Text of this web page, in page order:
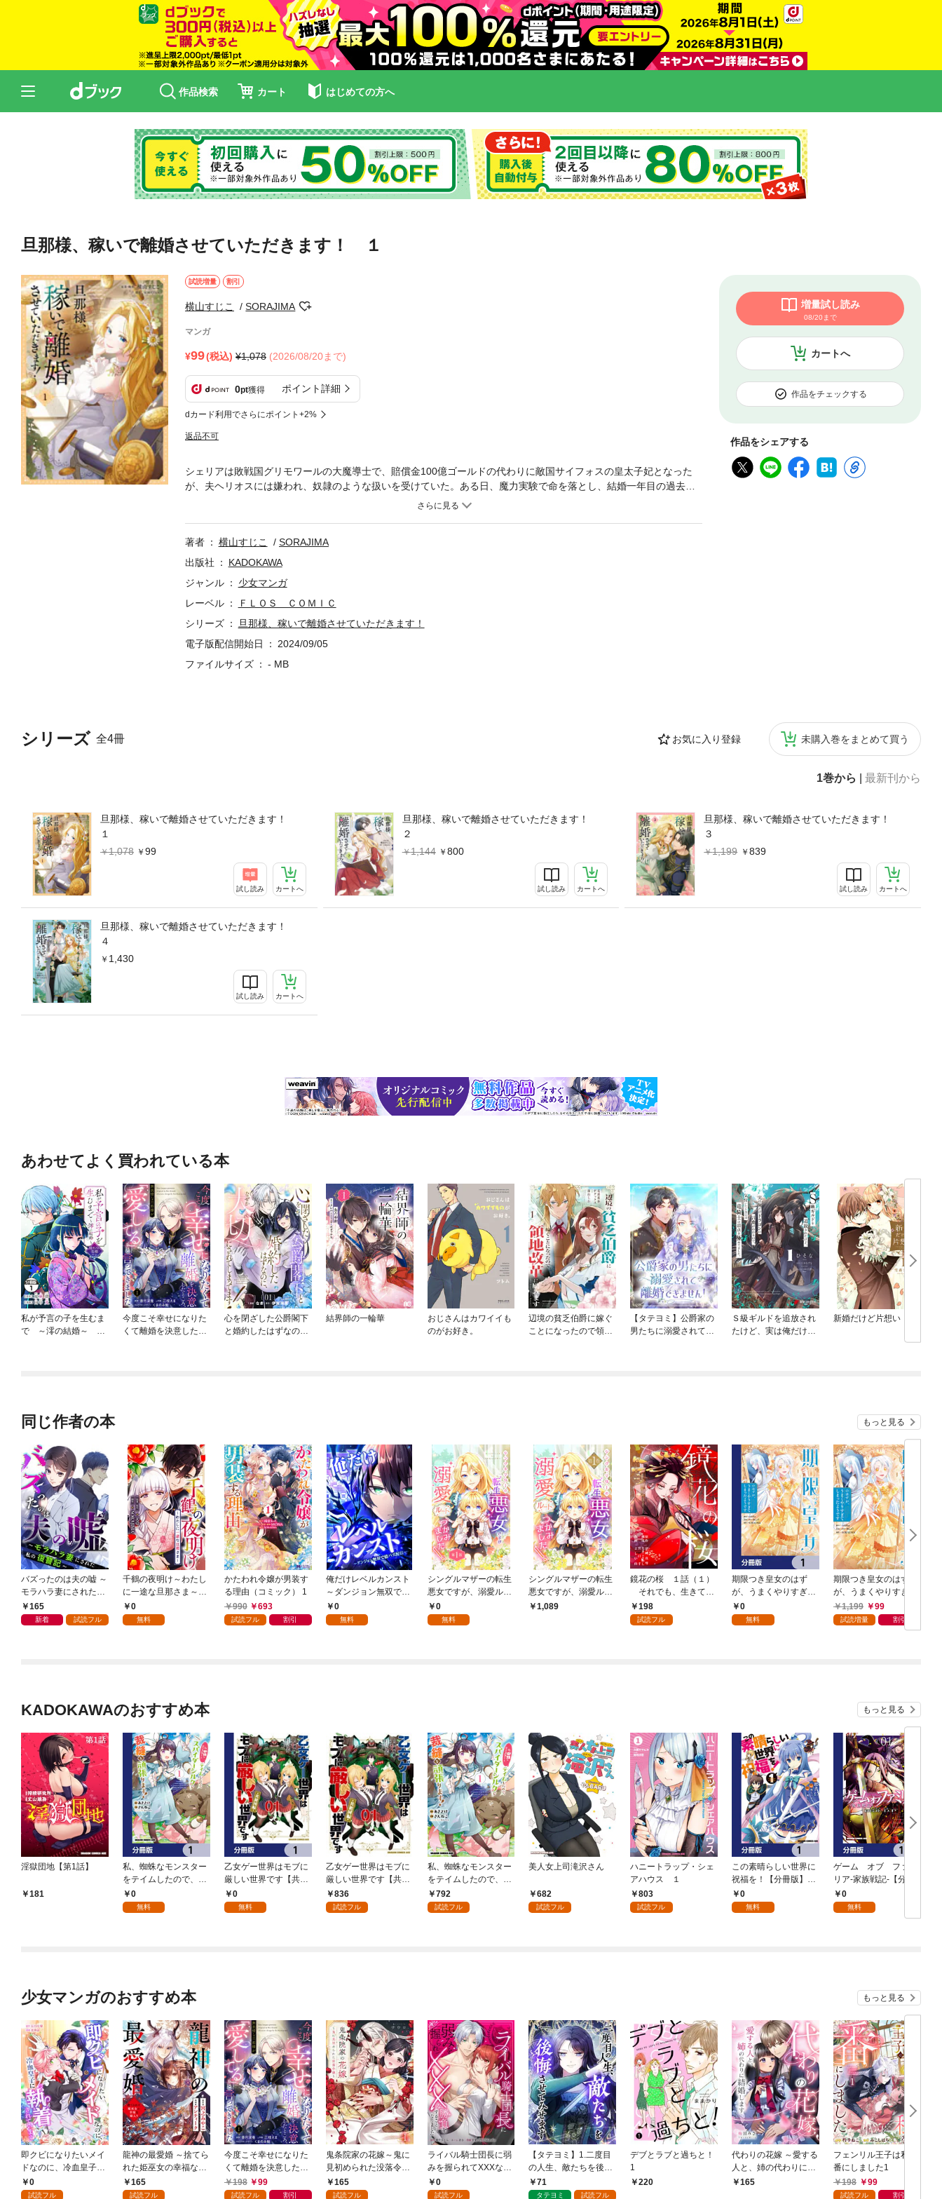
作品検索 カート はじめての方へ
旦那様、稼いで離婚させていただきます！ １
試読増量 割引
横山すじこ SORAJIMA
マンガ
99(税込) 1,078 (2026/08/20まで)
0pt獲得 ポイント詳細
dカード利用でさらにポイント+2%
返品不可
カートへ
増量試し読み
08/20まで
作品をチェックする
作品をシェアする
シリーズ 全4冊 お気に入り登録 未購入巻をまとめて買う
1巻から 最新刊から
旦那様、稼いで離婚させていただきます！
１
1,078
99
試し読み カートへ
旦那様、稼いで離婚させていただきます！
２
1,144
800
試し読み カートへ
旦那様、稼いで離婚させていただきます！
３
1,199
839
試し読み カートへ
旦那様、稼いで離婚させていただきます！
４
1,430
試し読み カートへ
シェリアは敗戦国グリモワールの大魔導士で、賠償金100億ゴールドの代わりに敵国サイフォスの皇太子妃となった
が、夫ヘリオスには嫌われ、奴隷のような扱いを受けていた。ある日、魔力実験で命を落とし、結婚一年目の過去に
戻る。悲惨な結婚生活を避けるため、賠償金を稼いで離婚しようと決意したシェリア。しかし、彼女の決意を聞いた
著者 横山すじこ
SORAJIMA
出版社
KADOKAWA
ジャンル
少女マンガ
レーベル
ＦＬＯＳ ＣＯＭＩＣ
シリーズ
旦那様、稼いで離婚させていただきます！
電子版配信開始日
2024/09/05
ファイルサイズ
- MB
あわせてよく買われている本
私が予言の子を生むま
で ～澪の結婚～ 傷
今度こそ幸せになりた
くて離婚を決意したと
心を閉ざした公爵閣下
と婚約したはずなの
結界師の一輪華
おじさんはカワイイも
のがお好き。
辺境の貧乏伯爵に嫁ぐ
ことになったので領地
【タテヨミ】公爵家の
男たちに溺愛されて離
Ｓ級ギルドを追放され
たけど、実は俺だけド
新婚だけど片想い
同じ作者の本 もっと見る
バズったのは夫の嘘 ～
モラハラ妻にされた私
の復讐記～ 第1話
165
新着 試読フル
千鶴の夜明け～わたし
に一途な旦那さま～
【分冊版】 1話「北条
家の生贄（１）」
0
無料
かたわれ令嬢が男装す
る理由（コミック） 1
990
693
試読フル 割引
俺だけレベルカンスト
～ダンジョン無双で億
バズ配信～ 第1話(1)
0
無料
シングルマザーの転生
悪女ですが、溺愛ルー
トつかみました！ 第１
話
0
無料
シングルマザーの転生
悪女ですが、溺愛ルー
トつかみました！1巻
1,089
鏡花の桜 １話（１）
それでも、生きてい
く198
試読フル
期限つき皇女のはず
が、うまくやりすぎて
しまったようです【分
冊版】 1
0
無料
期限つき皇女のはず
が、うまくやりすぎて
しまったようです １
1,199 99
試読増量 割引
KADOKAWAのおすすめ本 もっと見る
淫獄団地【第1話】
181
私、蜘蛛なモンスター
をテイムしたので、ス
パイダーシルクで裁縫
を頑張ります！【分冊
0
無料
乙女ゲー世界はモブに
厳しい世界です【共和
国編】【分冊版】 1
0
無料
乙女ゲー世界はモブに
厳しい世界です【共和
国編】 ０１
836
試読フル
私、蜘蛛なモンスター
をテイムしたので、ス
パイダーシルクで裁縫
を頑張ります！ 1
792
試読フル
美人女上司滝沢さん
682
試読フル
ハニートラップ・シェ
アハウス １
803
試読フル
この素晴らしい世界に
祝福を！【分冊版】
1 0
無料
ゲーム オブ ファミ
リア-家族戦記-【分冊
版】 1
0
無料
少女マンガのおすすめ本 もっと見る
即クビになりたいメイ
ドなのに、冷血皇子に
執着されています第1
話
0
試読フル
龍神の最愛婚 ～捨てら
れた姫巫女の幸福な嫁
入り～: 1
165
試読フル
今度こそ幸せになりた
くて離婚を決意したと
ころ、無表情な旦那様
が「愛してる」と言っ
198 99
試読フル 割引
鬼条院家の花嫁～鬼に
見初められた没落令嬢
～１165
試読フル
ライバル騎士団長に弱
みを握られてXXXな勝
負をすることになりま
した第1話
0
試読フル
【タテヨミ】1.二度目
の人生、敵たちを後悔
させてみせます
71
タテヨミ 試読フル
デブとラブと過ちと！
1
220
代わりの花嫁 ～愛する
人と、姉の代わりに結
婚します～ 1
165
フェンリル王子は私を
番にしました1
198
99
試読フル 割引